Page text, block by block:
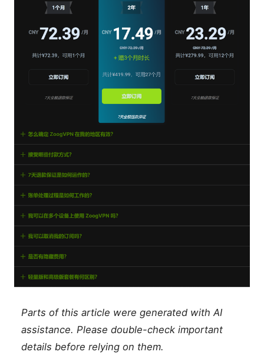
Parts of this article were generated with AI
assistance. Please double-check important
details before relying on them.